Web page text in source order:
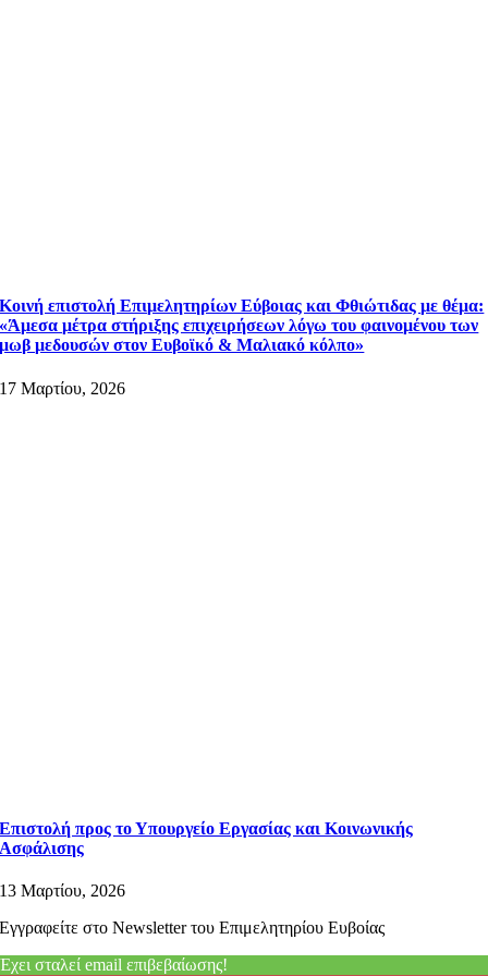
Κοινή επιστολή Επιμελητηρίων Εύβοιας και Φθιώτιδας με θέμα:
«Άμεσα μέτρα στήριξης επιχειρήσεων λόγω του φαινομένου των
μωβ μεδουσών στον Ευβοϊκό & Μαλιακό κόλπο»
17 Μαρτίου, 2026
Επιστολή προς το Υπουργείο Εργασίας και Κοινωνικής
Ασφάλισης
13 Μαρτίου, 2026
Εγγραφείτε στο Newsletter του Επιμελητηρίου Ευβοίας
Έχει σταλεί email επιβεβαίωσης!